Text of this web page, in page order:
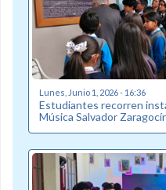
Lunes, Junio 1, 2026 - 16:36
Estudiantes recorren
Música Salvador